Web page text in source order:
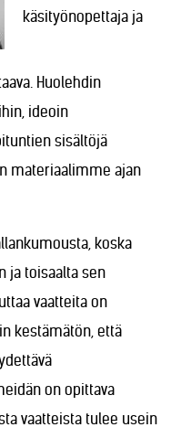
käsityönopettaja ja
Huolehdin
ideoin
sisältöjä
materiaalimme ajan
koska
ja toisaalta sen
vaatteita on
kestämätön, että
on opittava
vaatteista tulee usein